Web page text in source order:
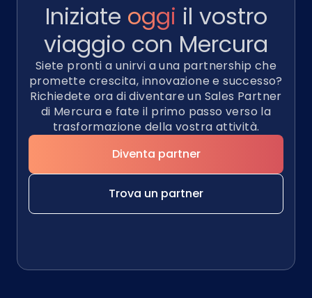
Iniziate oggi il vostro
viaggio con Mercura
Siete pronti a unirvi a una partnership che
promette crescita, innovazione e successo?
Richiedete ora di diventare un Sales Partner
di Mercura e fate il primo passo verso la
trasformazione della vostra attività.
Diventa partner
Trova un partner